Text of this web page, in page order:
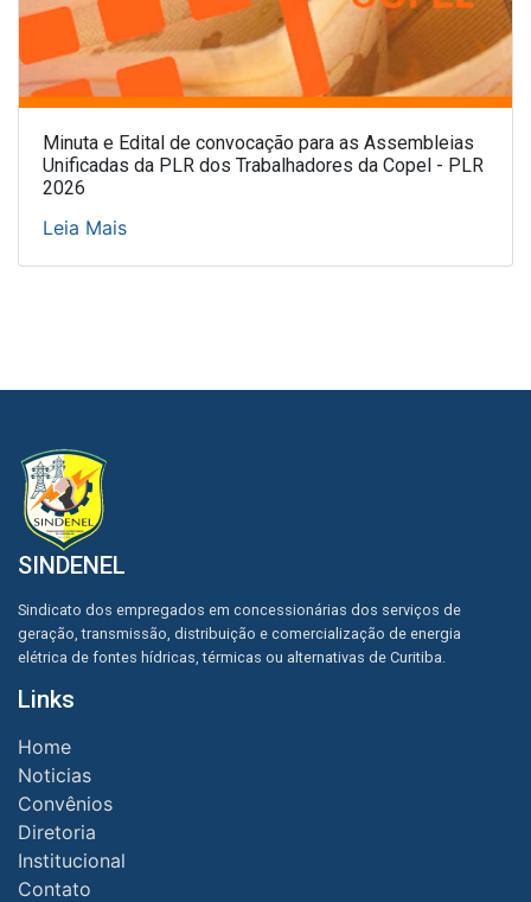
Minuta e Edital de convocação para as Assembleias
Unificadas da PLR dos Trabalhadores da Copel - PLR
2026
Leia Mais
SINDENEL
Sindicato dos empregados em concessionárias dos serviços de
geração, transmissão, distribuição e comercialização de energia
elétrica de fontes hídricas, térmicas ou alternativas de Curitiba.
Links
Home
Noticias
Convênios
Diretoria
Institucional
Contato